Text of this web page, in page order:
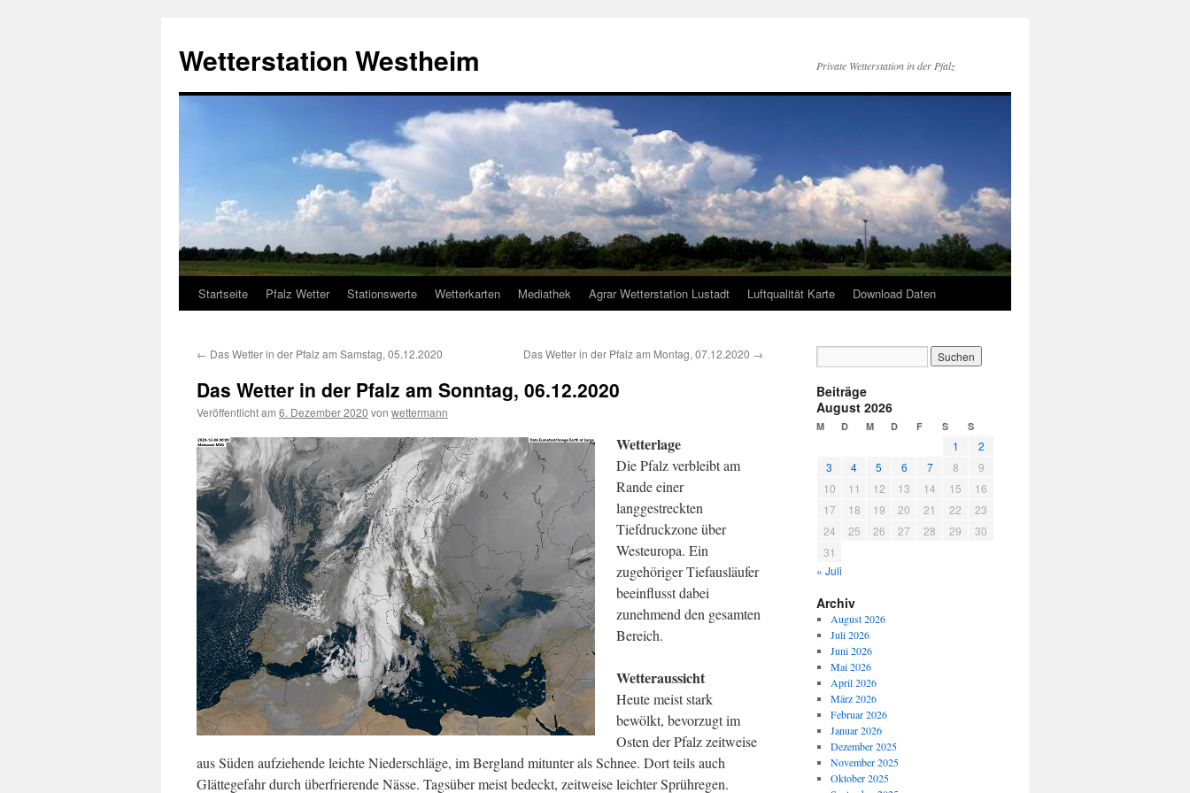
springen
Wetterstation Westheim Private Wetterstation in der Pfalz
Startseite Pfalz Wetter Stationswerte Wetterkarten Mediathek Agrar Wetterstation Lustadt Luftqualität Karte Download Daten
← Das Wetter in der Pfalz am Samstag, 05.12.2020 Das Wetter in der Pfalz am Montag, 07.12.2020 →
Das Wetter in der Pfalz am Sonntag, 06.12.2020
Veröffentlicht am 6. Dezember 2020 von wettermann
Wetterlage
Die Pfalz verbleibt am
Rande einer
langgestreckten
Tiefdruckzone über
Westeuropa. Ein
zugehöriger Tiefausläufer
beeinflusst dabei
zunehmend den gesamten
Bereich.
Wetteraussicht
Heute meist stark
bewölkt, bevorzugt im
Osten der Pfalz zeitweise
aus Süden aufziehende leichte Niederschläge, im Bergland mitunter als Schnee. Dort teils auch
Glättegefahr durch überfrierende Nässe. Tagsüber meist bedeckt, zeitweise leichter Sprühregen.
Beiträge
August 2026
M D M D F S S
1
2
3
4 5 6 7 8
9
10
11 12 13 14 15
16
17
18 19 20 21 22
23
24
25 26 27 28 29
30
31
« Juli
Archiv
August 2026
Juli 2026
Juni 2026
Mai 2026
April 2026
März 2026
Februar 2026
Januar 2026
Dezember 2025
November 2025
Oktober 2025